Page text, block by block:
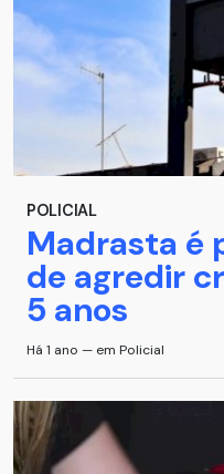
POLICIAL
Madrasta é
de agredir
5 anos
Há 1 ano — em Policial